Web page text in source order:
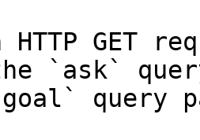
HTTP GET
`ask`
query